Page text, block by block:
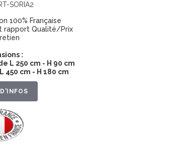
SORIA2
100% Française
rapport Qualité/Prix
:
L 250 cm - H 90 cm
450 cm - H 180 cm